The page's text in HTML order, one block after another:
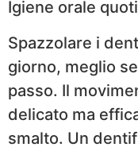
Igiene orale
Spazzolare i
giorno, meglio
passo. Il
delicato ma
smalto. Un